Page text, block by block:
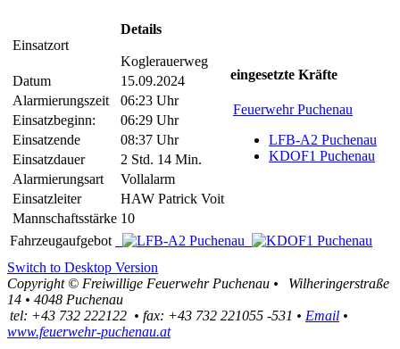
Einsatzort
Details
Koglerauerweg
Datum
15.09.2024
Alarmierungszeit
06:23 Uhr
Einsatzbeginn:
06:29 Uhr
Einsatzende
08:37 Uhr
Einsatzdauer
2 Std. 14 Min.
Alarmierungsart
Vollalarm
Einsatzleiter
HAW Patrick Voit
Mannschaftsstärke 10
eingesetzte Kräfte
Feuerwehr Puchenau
LFB-A2 Puchenau
KDOF1 Puchenau
Fahrzeugaufgebot
Switch to Desktop Version
Copyright © Freiwillige Feuerwehr Puchenau •
Wilheringerstraße
14 • 4048 Puchenau
tel: +43 732 222122 • fax: +43 732 221055 -531 • Email •
www.feuerwehr-puchenau.at